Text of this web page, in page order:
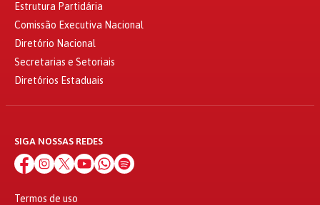
Estrutura Partidária
Comissão Executiva Nacional
Diretório Nacional
Secretarias e Setoriais
Diretórios Estaduais
SIGA NOSSAS REDES
Termos de uso